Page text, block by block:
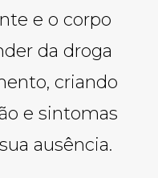
e o corpo
da droga
criando
e sintomas
ausência.